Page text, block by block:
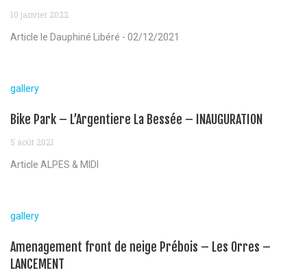
10 janvier 2022
Article le Dauphiné Libéré - 02/12/2021
gallery
Bike Park – L’Argentiere La Bessée – INAUGURATION
5 août 2021
Article ALPES & MIDI
gallery
Amenagement front de neige Prébois – Les Orres –
LANCEMENT